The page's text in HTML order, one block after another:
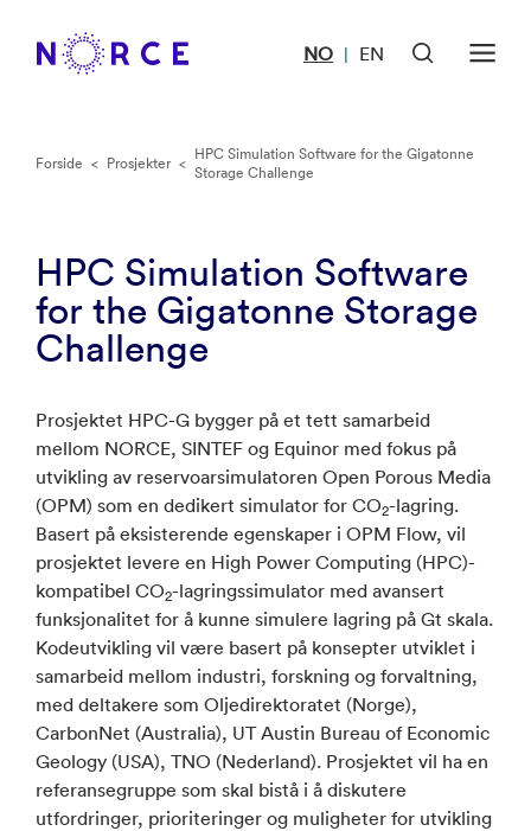
NO | EN
Forside < Prosjekter < HPC Simulation Software for the Gigatonne
Storage Challenge
HPC Simulation Software
for the Gigatonne Storage
Challenge
Prosjektet HPC-G bygger på et tett samarbeid
mellom NORCE, SINTEF og Equinor med fokus på
utvikling av reservoarsimulatoren Open Porous Media
(OPM) som en dedikert simulator for CO2-lagring.
Basert på eksisterende egenskaper i OPM Flow, vil
prosjektet levere en High Power Computing (HPC)-
kompatibel CO2-lagringssimulator med avansert
funksjonalitet for å kunne simulere lagring på Gt skala.
Kodeutvikling vil være basert på konsepter utviklet i
samarbeid mellom industri, forskning og forvaltning,
med deltakere som Oljedirektoratet (Norge),
CarbonNet (Australia), UT Austin Bureau of Economic
Geology (USA), TNO (Nederland). Prosjektet vil ha en
referansegruppe som skal bistå i å diskutere
utfordringer, prioriteringer og muligheter for utvikling